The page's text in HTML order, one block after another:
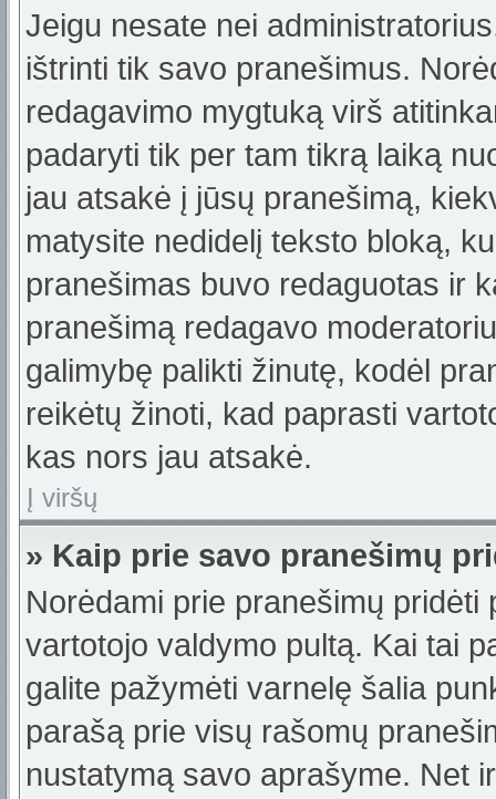
Jeigu nesate nei
ištrinti tik savo pranešimus.
redagavimo mygtuką virš
padaryti tik per tam tikrą laiką
jau atsakė į jūsų pranešimą,
matysite nedidelį teksto bloką,
pranešimas buvo redaguotas ir
pranešimą redagavo
galimybę palikti žinutę, kodėl
reikėtų žinoti, kad paprasti
kas nors jau atsakė.
Į viršų
» Kaip prie savo pranešimų
Norėdami prie pranešimų
vartotojo valdymo pultą. Kai tai
galite pažymėti varnelę šalia
parašą prie visų rašomų
nustatymą savo aprašyme. Net